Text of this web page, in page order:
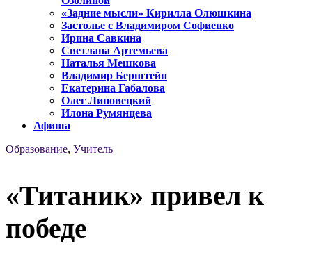
«Задние мысли» Кирилла Олюшкина
Застолье с Владимиром Софиенко
Ирина Савкина
Светлана Артемьева
Наталья Мешкова
Владимир Берштейн
Екатерина Габалова
Олег Липовецкий
Илона Румянцева
Афиша
Образование, Учитель
«Титаник» привел к
победе